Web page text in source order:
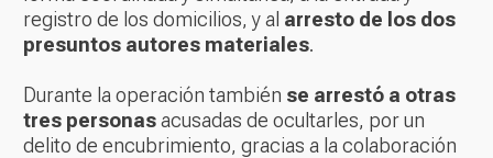
registro de los domicilios, y al arresto de los dos
presuntos autores materiales.
Durante la operación también se arrestó a otras
tres personasacusadas de ocultarles, por un
delito de encubrimiento, gracias a la colaboración